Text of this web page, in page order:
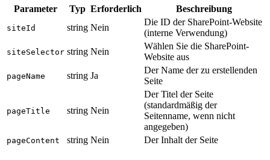
Parameter Typ Erforderlich Beschreibung
siteId string Nein
Die ID der SharePoint-Website
(interne Verwendung)
siteSelector string Nein
Wählen Sie die SharePoint-
Website aus
pageName string Ja
Der Name der zu erstellenden
Seite
pageTitle string Nein
Der Titel der Seite
(standardmäßig der
Seitenname, wenn nicht
angegeben)
pageContent string Nein Der Inhalt der Seite